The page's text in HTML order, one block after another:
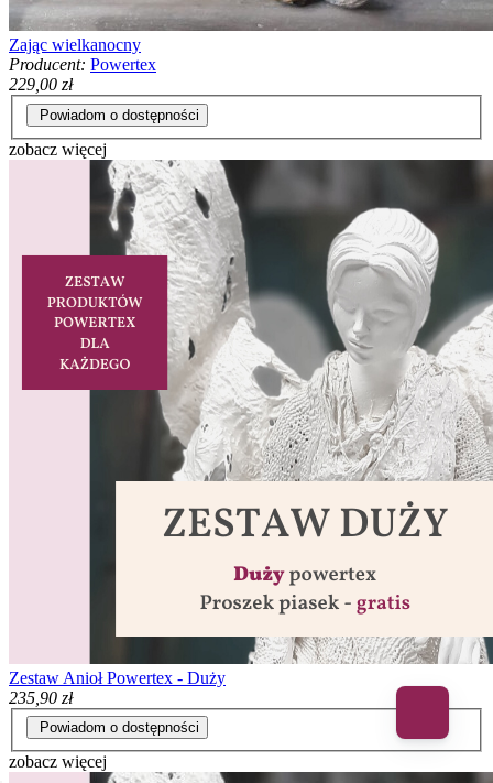
Zając wielkanocny
Producent: Powertex
229,00 zł
Powiadom o dostępności
zobacz więcej
Zestaw Anioł Powertex - Duży
235,90 zł
Powiadom o dostępności
zobacz więcej